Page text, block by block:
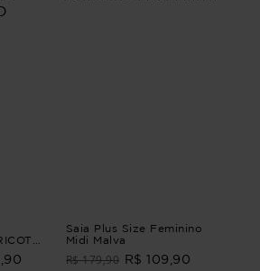
Saia Plus Size Feminino
Midi Malva
R$ 179,90 R$ 109,90